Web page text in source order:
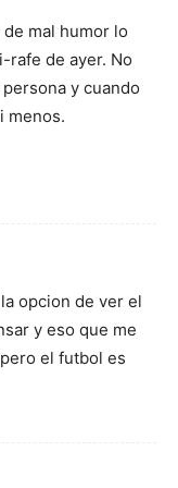
mal humor lo
rafe de ayer. No
y cuando
menos.
opcion de ver el
y eso que me
el futbol es